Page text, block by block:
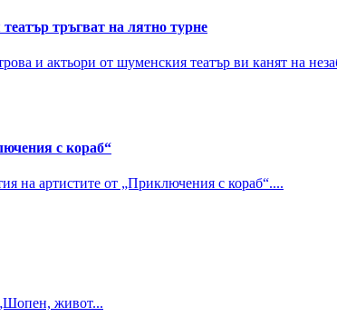
тръгват на лятно турне
и актьори от шуменския театър ви канят на
с кораб“
на артистите от „Приключения с кораб“....
живот...